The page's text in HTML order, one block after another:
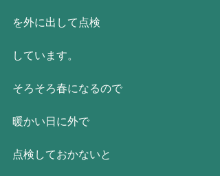
を外に出して点検
しています。
そろそろ春になるので
暖かい日に外で
点検しておかないと